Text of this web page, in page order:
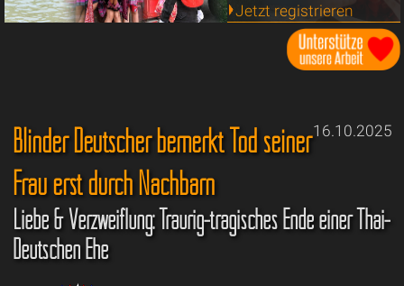
Jetzt registrieren
16.10.2025
Blinder Deutscher bemerkt Tod seiner
Frau erst durch Nachbarn
Liebe & Verzweiflung: Traurig-tragisches Ende einer Thai-
Deutschen Ehe